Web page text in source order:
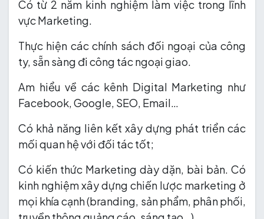
Có từ 2 năm kinh nghiệm làm việc trong lĩnh
vực Marketing.
Thực hiện các chính sách đối ngoại của công
ty, sẵn sàng đi công tác ngoại giao.
Am hiểu về các kênh Digital Marketing như
Facebook, Google, SEO, Email…
Có khả năng liên kết xây dựng phát triển các
mối quan hệ với đối tác tốt;
Có kiến thức Marketing dày dặn, bài bản. Có
kinh nghiệm xây dựng chiến lược marketing ở
mọi khía cạnh (branding, sản phẩm, phân phối,